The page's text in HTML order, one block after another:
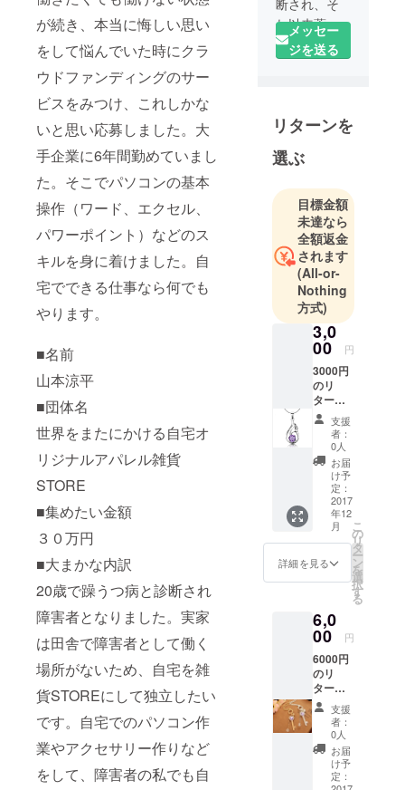
が続き、本当に悔しい思い
をして悩んでいた時にクラ
ウドファンディングのサー
ビスをみつけ、これしかな
いと思い応募しました。大
手企業に6年間勤めていまし
た。そこでパソコンの基本
操作（ワード、エクセル、
パワーポイント）などのス
キルを身に着けました。自
宅でできる仕事なら何でも
やります。
■名前
山本涼平
■団体名
世界をまたにかける自宅オ
リジナルアパレル雑貨
STORE
■集めたい金額
３０万円
■大まかな内訳
20歳で躁うつ病と診断され
障害者となりました。実家
は田舎で障害者として働く
場所がないため、自宅を雑
貨STOREにして独立したい
です。自宅でのパソコン作
業やアクセサリー作りなど
をして、障害者の私でも自
れ以来薬の
服用や通院
をしていま
り、障害者
探していま
の周辺には
障害者枠の
求人は一個
もなく働き
たくても働
けない状態
が続いて、
悔しくて悩
た。そんな
ときにクラ
ウドファン
ディングの
サービスを
見つけこれ
しかないと
思い応募し
ました。
メッセー
ジを送る
リターンを
選ぶ
目標金額
未達なら
全額返金
されます
(All-or-
Nothing
方式)
3,0
00 円
3000円
のリ
ターン
は感謝
の気持
ちを込
めたサ
ンクス
メール
（自分
が撮っ
た地元
のベス
ト
ショッ
添付）
と3000
円相当
の自宅
STORE
で作成
したオ
リジナ
ルアク
セサ
リーア
イテム
支援
者：
0人
お届
け予
定：
2017
年12
月
詳細を見る
こ
の
リ
タ
ー
ン
を
選
択
す
る
6,0
00 円
6000円
のリ
ターン
は感謝
の気持
ちを込
めたサ
ンクス
メール
支援
者：
0人
お届
け予
定：